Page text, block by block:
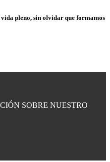
pleno, sin olvidar que formamos
SOBRE NUESTRO